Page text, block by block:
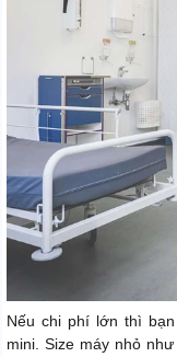
Nếu chi phí lớn thì
mini. Size máy nhỏ